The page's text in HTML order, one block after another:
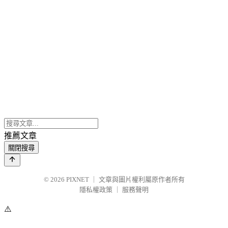
推薦文章
關閉搜尋
© 2026 PIXNET
文章與圖片權利屬原作者所有
隱私權政策
服務聲明
⚠️